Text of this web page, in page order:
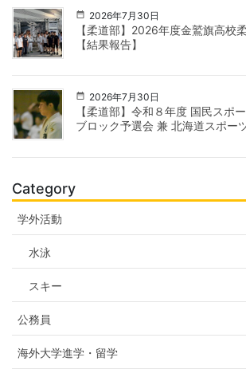
2026年7月30日
【柔道部】2026年度金鷲旗高校
【結果報告】
2026年7月30日
【柔道部】令和８年度 国民スポ
ブロック予選会 兼 北海道スポー
Category
学外活動
水泳
スキー
公務員
海外大学進学・留学